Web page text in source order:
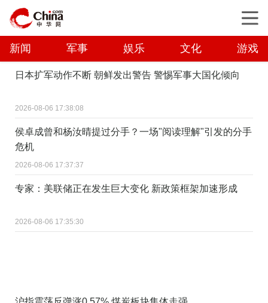
新闻 军事 娱乐 文化 游戏
日本扩军动作不断 朝鲜发出警告 警惕军事大国化倾向
2026-08-06 17:38:08
侯卓成曾和杨汝晴提过分手？一场"阅读理解"引发的分手
危机
2026-08-06 17:37:37
专家：美联储正在发生巨大变化 新政策框架加速形成
2026-08-06 17:35:30